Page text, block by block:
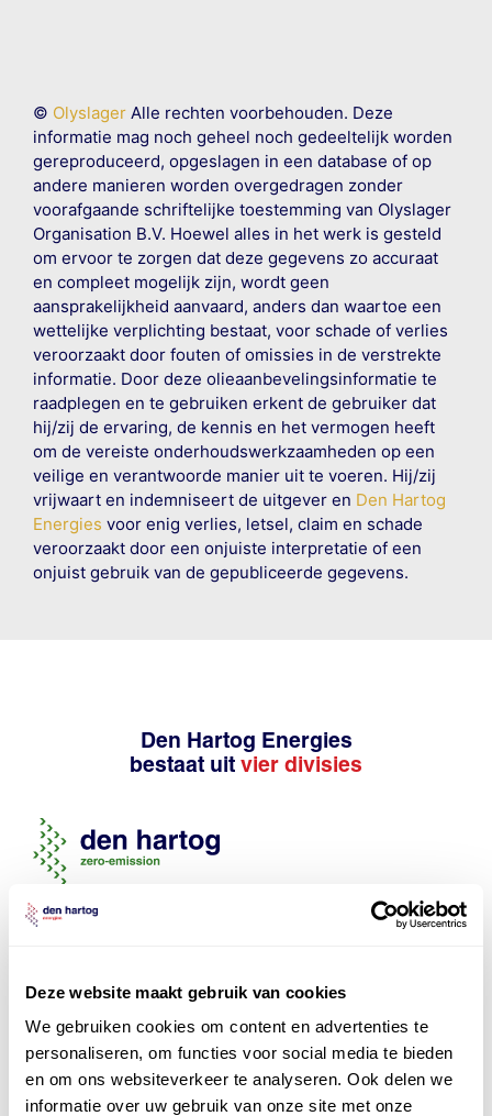
Deze website maakt gebruik van cookies
We gebruiken cookies om content en advertenties te
personaliseren, om functies voor social media te bieden
en om ons websiteverkeer te analyseren. Ook delen we
informatie over uw gebruik van onze site met onze
© OlyslagerAlle rechten voorbehouden. Deze
informatie mag noch geheel noch gedeeltelijk worden
gereproduceerd, opgeslagen in een database of op
andere manieren worden overgedragen zonder
voorafgaande schriftelijke toestemming van Olyslager
Organisation B.V. Hoewel alles in het werk is gesteld
om ervoor te zorgen dat deze gegevens zo accuraat
en compleet mogelijk zijn, wordt geen
aansprakelijkheid aanvaard, anders dan waartoe een
wettelijke verplichting bestaat, voor schade of verlies
veroorzaakt door fouten of omissies in de verstrekte
informatie. Door deze olieaanbevelingsinformatie te
raadplegen en te gebruiken erkent de gebruiker dat
hij/zij de ervaring, de kennis en het vermogen heeft
om de vereiste onderhoudswerkzaamheden op een
veilige en verantwoorde manier uit te voeren. Hij/zij
vrijwaart en indemniseert de uitgever en Den Hartog
Energies voor enig verlies, letsel, claim en schade
veroorzaakt door een onjuiste interpretatie of een
onjuist gebruik van de gepubliceerde gegevens.
Den Hartog Energies
bestaat uit vier divisies